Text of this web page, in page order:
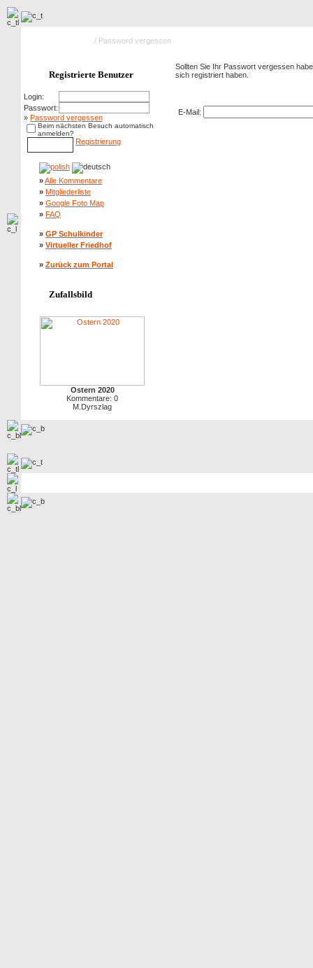
/ Password vergessen
Registrierte Benutzer
Login:
Passwort:
» Password vergessen
Beim nächsten Besuch automatisch
anmelden?
Registrierung
»Alle Kommentare
» Mitgliederliste
» Google Foto Map
» FAQ
» GP Schulkinder
» Virtueller Friedhof
» Zurück zum Portal
Zufallsbild
Ostern 2020
Kommentare: 0
M.Dyrszlag
Sollten Sie Ihr Passwort vergessen
sich registriert haben.
E-Mail: